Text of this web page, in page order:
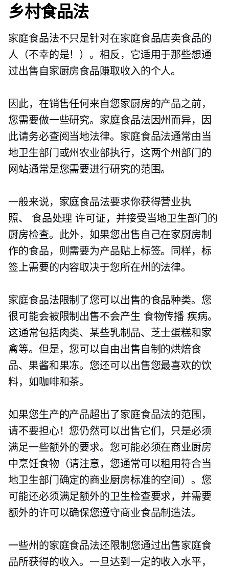
乡村食品法
家庭食品法不只是针对在家庭食品店卖食品的
人（不幸的是！）。相反，它适用于那些想通
过出售自家厨房食品赚取收入的个人。
因此，在销售任何来自您家厨房的产品之前，
您需要做一些研究。家庭食品法因州而异，因
此请务必查阅当地法律。家庭食品法通常由当
地卫生部门或州农业部执行，这两个州部门的
网站通常是您需要进行研究的范围。
一般来说，家庭食品法要求你获得营业执
照、 食品处理 许可证，并接受当地卫生部门的
厨房检查。此外，如果您出售自己在家厨房制
作的食品，则需要为产品贴上标签。同样，标
签上需要的内容取决于您所在州的法律。
家庭食品法限制了您可以出售的食品种类。您
很可能会被限制出售不会产生 食物传播 疾病。
这通常包括肉类、某些乳制品、芝士蛋糕和家
禽等。但是，您可以自由出售自制的烘焙食
品、果酱和果冻。您还可以出售您最喜欢的饮
料，如咖啡和茶。
如果您生产的产品超出了家庭食品法的范围，
请不要担心！您仍然可以出售它们，只是必须
满足一些额外的要求。您可能必须在商业厨房
中烹饪食物（请注意，您通常可以租用符合当
地卫生部门确定的商业厨房标准的空间）。您
可能还必须满足额外的卫生检查要求，并需要
额外的许可以确保您遵守商业食品制造法。
一些州的家庭食品法还限制您通过出售家庭食
品所获得的收入。一旦达到一定的收入水平，